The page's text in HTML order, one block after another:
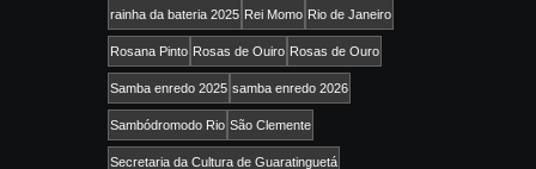
rainha da bateria 2025 Rei Momo Rio de Janeiro
Rosana Pinto Rosas de Ouiro Rosas de Ouro
Samba enredo 2025 samba enredo 2026
Sambódromodo Rio São Clemente
Secretaria da Cultura de Guaratinguetá